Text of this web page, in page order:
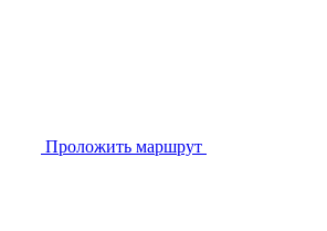
Проложить маршрут